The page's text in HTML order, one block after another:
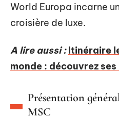
World Europa incarne
croisière de luxe.
A lire aussi : Itinéraire
monde : découvrez
Présentation
MSC